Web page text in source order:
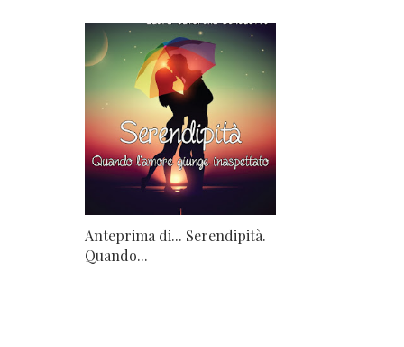
Anteprima di... Serendipità.
Quando...